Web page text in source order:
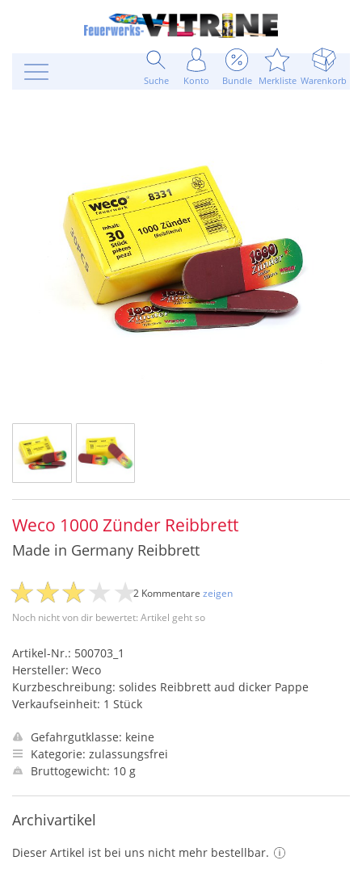
Suche Konto Bundle Merkliste Warenkorb
Weco 1000 Zünder Reibbrett
Made in Germany Reibbrett
Noch nicht von dir bewertet: Artikel geht so
2 Kommentare zeigen
Artikel-Nr.: 500703_1
Hersteller: Weco
Kurzbeschreibung: solides Reibbrett aud dicker Pappe
Verkaufseinheit: 1 Stück
Gefahrgutklasse: keine
Kategorie: zulassungsfrei
Bruttogewicht: 10 g
Archivartikel
Dieser Artikel ist bei uns nicht mehr bestellbar.